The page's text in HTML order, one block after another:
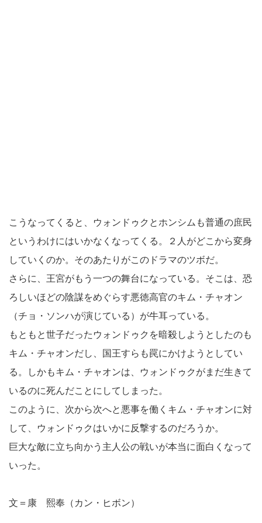
こうなってくると、ウォンドゥクとホンシムも普通の庶民
というわけにはいかなくなってくる。２人がどこから変身
していくのか。そのあたりがこのドラマのツボだ。
さらに、王宮がもう一つの舞台になっている。そこは、恐
ろしいほどの陰謀をめぐらす悪徳高官のキム・チャオン
（チョ・ソンハが演じている）が牛耳っている。
もともと世子だったウォンドゥクを暗殺しようとしたのも
キム・チャオンだし、国王すらも罠にかけようとしてい
る。しかもキム・チャオンは、ウォンドゥクがまだ生きて
いるのに死んだことにしてしまった。
このように、次から次へと悪事を働くキム・チャオンに対
して、ウォンドゥクはいかに反撃するのだろうか。
巨大な敵に立ち向かう主人公の戦いが本当に面白くなって
いった。
文＝康 熙奉（カン・ヒボン）